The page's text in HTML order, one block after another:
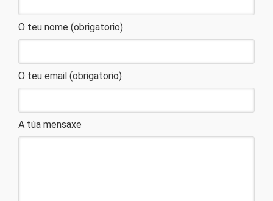
O teu nome (obrigatorio)
O teu email (obrigatorio)
A túa mensaxe